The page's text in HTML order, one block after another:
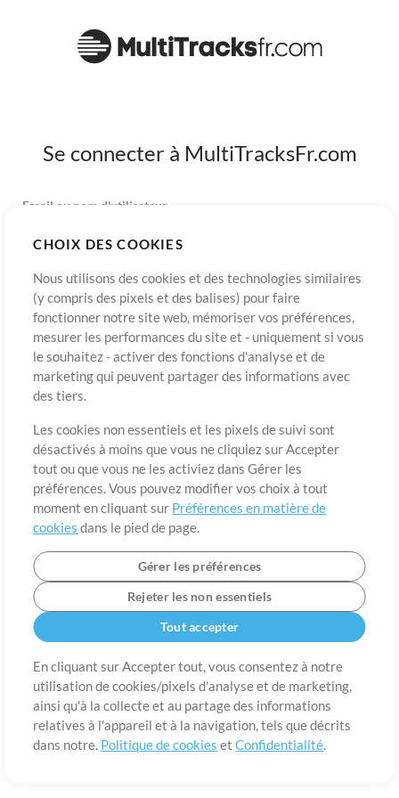
CHOIX DES COOKIES
Nous utilisons des cookies et des technologies similaires
(y compris des pixels et des balises) pour faire
fonctionner notre site web, mémoriser vos préférences,
mesurer les performances du site et - uniquement si vous
le souhaitez - activer des fonctions d'analyse et de
marketing qui peuvent partager des informations avec
des tiers.
Les cookies non essentiels et les pixels de suivi sont
désactivés à moins que vous ne cliquiez sur Accepter
tout ou que vous ne les activiez dans Gérer les
préférences. Vous pouvez modifier vos choix à tout
moment en cliquant sur Préférences en matière de
cookies dans le pied de page.
Gérer les préférences
Rejeter les non essentiels
Tout accepter
En cliquant sur Accepter tout, vous consentez à notre
utilisation de cookies/pixels d'analyse et de marketing,
ainsi qu'à la collecte et au partage des informations
relatives à l'appareil et à la navigation, tels que décrits
dans notre. Politique de cookies etConfidentialité.
Se connecter à MultiTracksFr.com
Email ou nom d'utilisateur
S’inscrireMot de passe oublié? Connexion
matière de cookies
Contact
©2006-2026 par MultiTracks LLC. Tous droits réservés.